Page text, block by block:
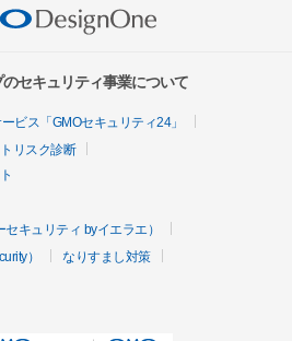
セキュリティ事業について
ビス「GMOセキュリティ24」
リスク診断
キュリティ byイエラエ）
）
なりすまし対策